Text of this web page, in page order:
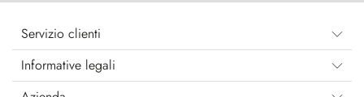
Servizio clienti
Informative legali